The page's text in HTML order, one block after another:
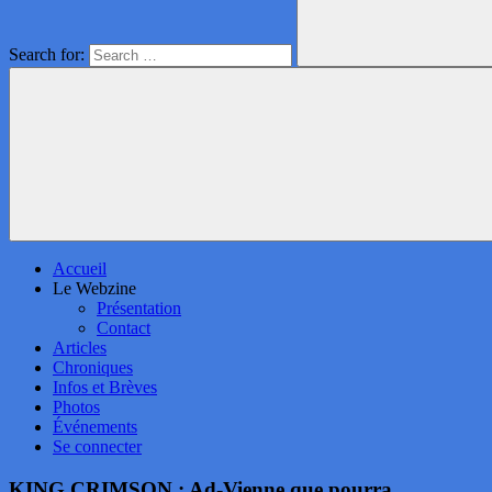
Search for:
Accueil
Le Webzine
Présentation
Contact
Articles
Chroniques
Infos et Brèves
Photos
Événements
Se connecter